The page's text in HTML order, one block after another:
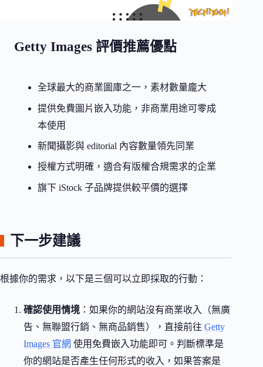
Getty Images 評價推薦優點
全球最大的商業圖庫之一，素材數量龐大
提供免費圖片嵌入功能，非商業用途可零成
本使用
新聞攝影與 editorial 內容數量領先同業
授權方式明確，適合有版權合規需求的企業
旗下 iStock 子品牌提供較平價的選擇
下一步建議
根據你的需求，以下是三個可以立即採取的行動：
確認使用情境 ：如果你的網站沒有商業收入（無廣
告、無聯盟行銷、無商品銷售），直接前往 Getty
Images 官網 使用免費嵌入功能即可。判斷標準是
你的網站是否產生任何形式的收入，如果答案是